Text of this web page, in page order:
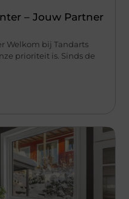
– Jouw Partner
Welkom bij Tandarts
prioriteit is. Sinds de